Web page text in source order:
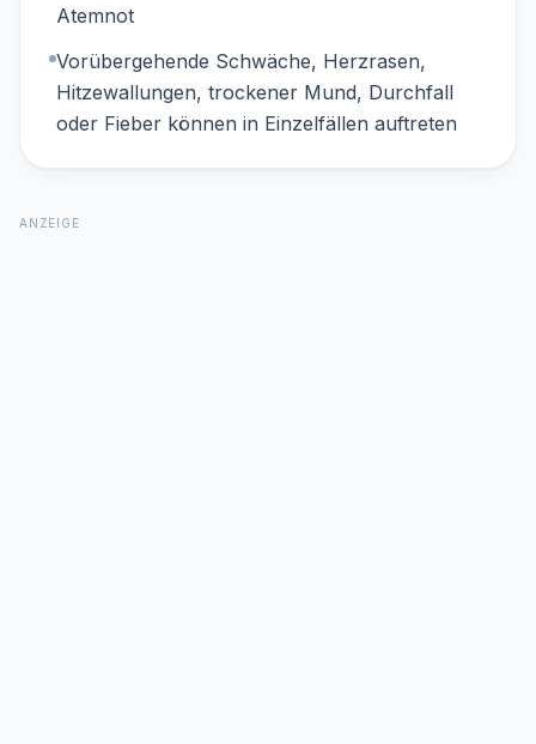
Atemnot
Vorübergehende Schwäche, Herzrasen,
Hitzewallungen, trockener Mund, Durchfall
oder Fieber können in Einzelfällen auftreten
ANZEIGE